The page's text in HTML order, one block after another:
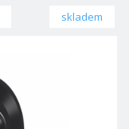
skladem